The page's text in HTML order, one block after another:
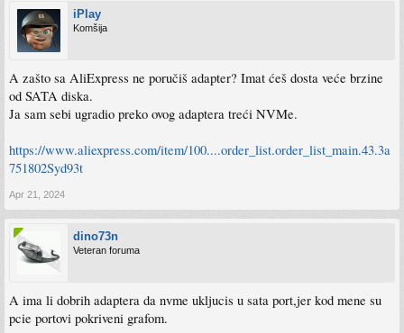
iPlay
Komšija
A zašto sa AliExpress ne poručiš adapter? Imat ćeš dosta veće brzine
od SATA diska.
Ja sam sebi ugradio preko ovog adaptera treći NVMe.
https://www.aliexpress.com/item/100....order_list.order_list_main.43.3a
751802Syd93t
Apr 21, 2024
dino73n
Veteran foruma
A ima li dobrih adaptera da nvme ukljucis u sata port,jer kod mene su
pcie portovi pokriveni grafom.